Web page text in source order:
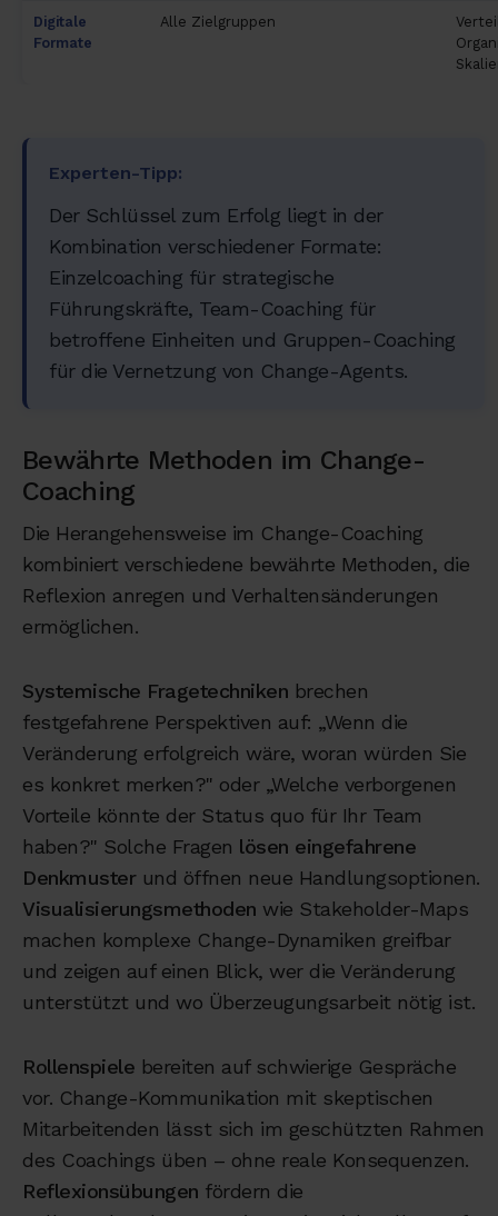
Digitale
Formate
Alle Zielgruppen
Experten-Tipp:
Der Schlüssel zum Erfolg liegt in der
Kombination verschiedener Formate:
Einzelcoaching für strategische
Führungskräfte, Team-Coaching für
betroffene Einheiten und Gruppen-Coaching
für die Vernetzung von Change-Agents.
Bewährte Methoden im Change-
Coaching
Die Herangehensweise im Change-Coaching
kombiniert verschiedene bewährte Methoden, die
Reflexion anregen und Verhaltensänderungen
ermöglichen.
Systemische Fragetechniken brechen
festgefahrene Perspektiven auf: „Wenn die
Veränderung erfolgreich wäre, woran würden Sie
es konkret merken?" oder „Welche verborgenen
Vorteile könnte der Status quo für Ihr Team
haben?" Solche Fragen lösen eingefahrene
Denkmusterund öffnen neue Handlungsoptionen.
Visualisierungsmethoden wie Stakeholder-Maps
machen komplexe Change-Dynamiken greifbar
und zeigen auf einen Blick, wer die Veränderung
unterstützt und wo Überzeugungsarbeit nötig ist.
Rollenspiele bereiten auf schwierige Gespräche
vor. Change-Kommunikation mit skeptischen
Mitarbeitenden lässt sich im geschützten Rahmen
des Coachings üben – ohne reale Konsequenzen.
Reflexionsübungen fördern die